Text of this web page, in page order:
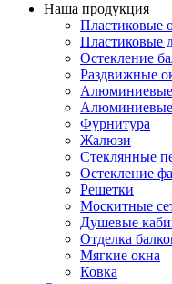
Наша продукция
Пластиковые
Пластиковые
Остекление
Раздвижные
Алюминиевые
Алюминиевые
Фурнитура
Жалюзи
Стеклянные
Остекление
Решетки
Москитные
Душевые
Отделка
Мягкие окна
Ковка